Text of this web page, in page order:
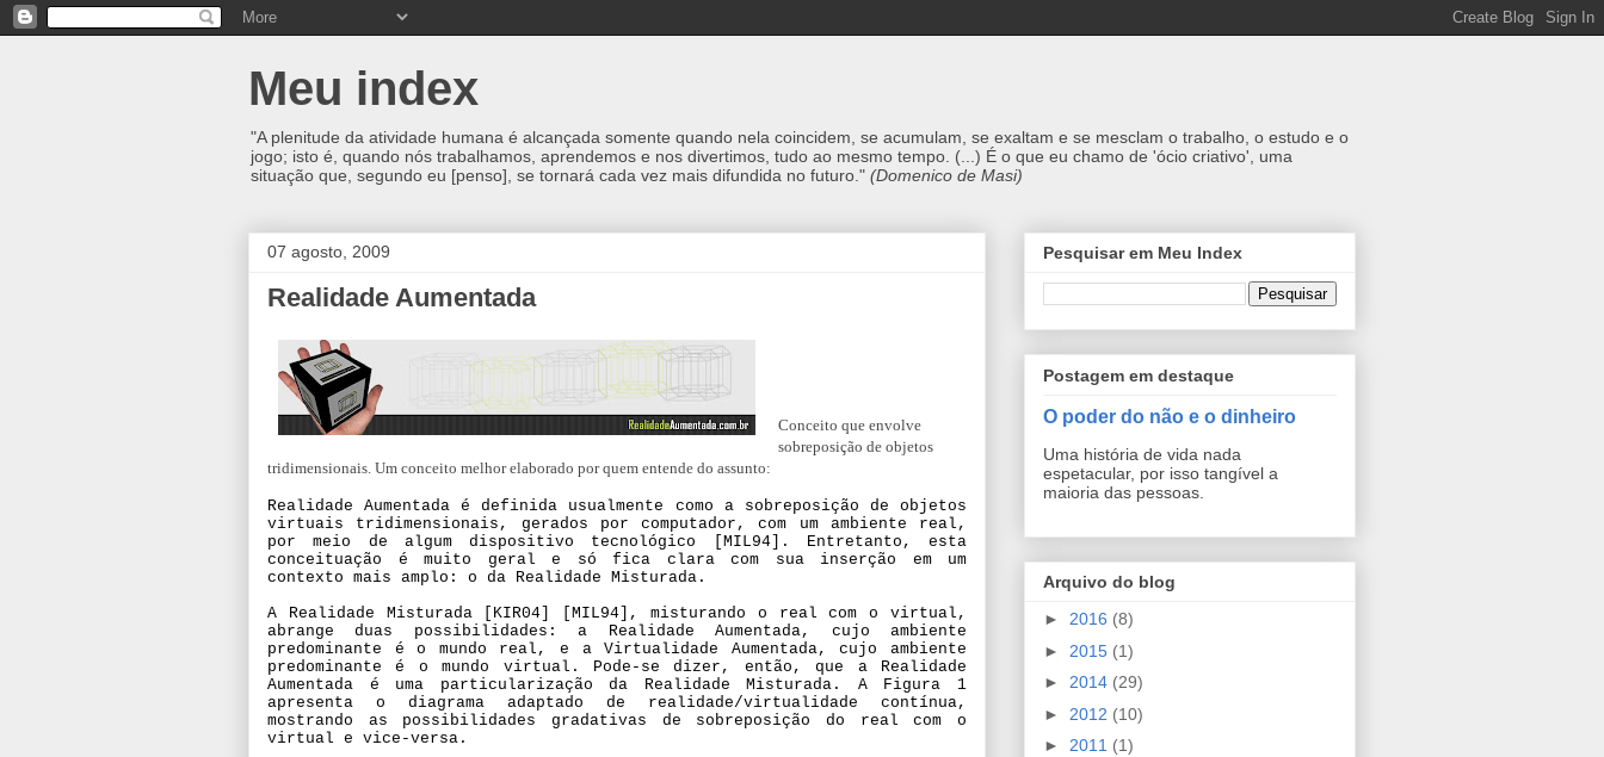
Meu index
"A plenitude da atividade humana é alcançada somente quando nela coincidem, se acumulam, se exaltam e se mesclam o trabalho, o estudo e o
jogo; isto é, quando nós trabalhamos, aprendemos e nos divertimos, tudo ao mesmo tempo. (...) É o que eu chamo de 'ócio criativo', uma
situação que, segundo eu [penso], se tornará cada vez mais difundida no futuro." (Domenico de Masi)
07 agosto, 2009
Realidade Aumentada
Conceito que envolve
sobreposição de objetos
tridimensionais. Um conceito melhor elaborado por quem entende do assunto:
Realidade Aumentada é definida usualmente como a sobreposição de objetos
virtuais tridimensionais, gerados por computador, com um ambiente real,
por meio de algum dispositivo tecnológico [MIL94]. Entretanto, esta
conceituação é muito geral e só fica clara com sua inserção em um
contexto mais amplo: o da Realidade Misturada.
A Realidade Misturada [KIR04] [MIL94], misturando o real com o virtual,
abrange duas possibilidades: a Realidade Aumentada, cujo ambiente
predominante é o mundo real, e a Virtualidade Aumentada, cujo ambiente
predominante é o mundo virtual. Pode-se dizer, então, que a Realidade
Aumentada é uma particularização da Realidade Misturada. A Figura 1
apresenta o diagrama adaptado de realidade/virtualidade contínua,
mostrando as possibilidades gradativas de sobreposição do real com o
virtual e vice-versa.
Pesquisar em Meu Index
Postagem em destaque
O poder do não e o dinheiro
Uma história de vida nada
espetacular, por isso tangível a
maioria das pessoas.
Arquivo do blog
► 2016 (8)
► 2015 (1)
► 2014 (29)
► 2012 (10)
► 2011 (1)